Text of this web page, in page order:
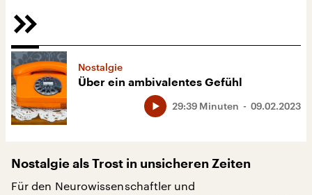
Nostalgie
Über ein ambivalentes Gefühl
09.02.2023
29:39 Minuten
Nostalgie als Trost in unsicheren Zeiten
Für den Neurowissenschaftler und